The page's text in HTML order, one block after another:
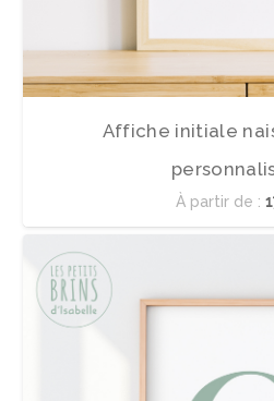
Affiche initiale
À partir de :